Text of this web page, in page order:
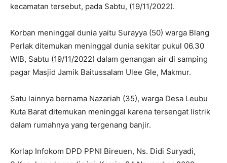
kecamatan tersebut, pada Sabtu, (19/11/2022).
Korban meninggal dunia yaitu Surayya (50) warga Blang
Perlak ditemukan meninggal dunia sekitar pukul 06.30
WIB, Sabtu (19/11/2022) dalam genangan air di samping
pagar Masjid Jamik Baitussalam Ulee Gle, Makmur.
Satu lainnya bernama Nazariah (35), warga Desa Leubu
Kuta Barat ditemukan meninggal karena tersengat listrik
dalam rumahnya yang tergenang banjir.
Korlap Infokom DPD PPNI Bireuen, Ns. Didi Suryadi,